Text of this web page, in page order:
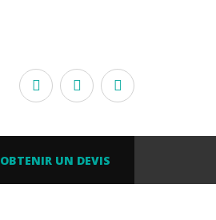
OBTENIR UN DEVIS